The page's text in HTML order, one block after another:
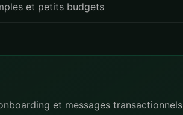
et petits budgets
et messages transactionnels